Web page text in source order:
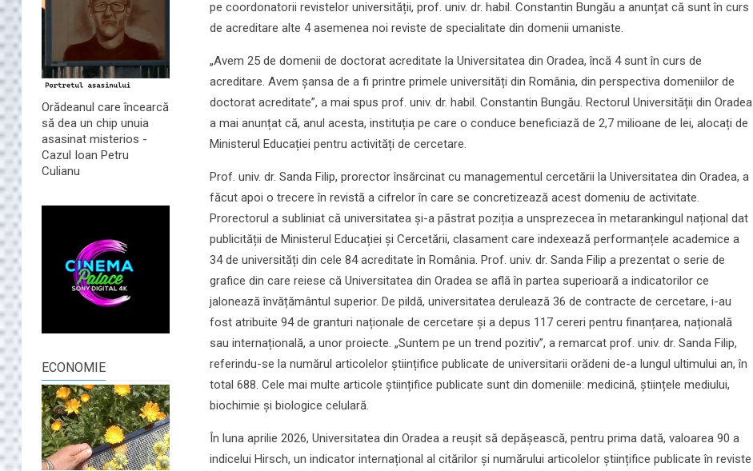
Orădeanul care încearcă
să dea un chip unuia
asasinat misterios -
Cazul Ioan Petru
Culianu
ECONOMIE
pe coordonatorii revistelor universității, prof. univ. dr. habil. Constantin Bungău a anunțat că sunt în curs
de acreditare alte 4 asemenea noi reviste de specialitate din domenii umaniste.
„Avem 25 de domenii de doctorat acreditate la Universitatea din Oradea, încă 4 sunt în curs de
acreditare. Avem șansa de a fi printre primele universități din România, din perspectiva domeniilor de
doctorat acreditate”, a mai spus prof. univ. dr. habil. Constantin Bungău. Rectorul Universității din Oradea
a mai anunțat că, anul acesta, instituția pe care o conduce beneficiază de 2,7 milioane de lei, alocați de
Ministerul Educației pentru activități de cercetare.
Prof. univ. dr. Sanda Filip, prorector însărcinat cu managementul cercetării la Universitatea din Oradea, a
făcut apoi o trecere în revistă a cifrelor în care se concretizează acest domeniu de activitate.
Prorectorul a subliniat că universitatea și-a păstrat poziția a unsprezecea în metarankingul național dat
publicității de Ministerul Educației și Cercetării, clasament care indexează performanțele academice a
34 de universități din cele 84 acreditate în România. Prof. univ. dr. Sanda Filip a prezentat o serie de
grafice din care reiese că Universitatea din Oradea se află în partea superioară a indicatorilor ce
jalonează învățământul superior. De pildă, universitatea derulează 36 de contracte de cercetare, i-au
fost atribuite 94 de granturi naționale de cercetare și a depus 117 cereri pentru finanțarea, națională
sau internațională, a unor proiecte. „Suntem pe un trend pozitiv”, a remarcat prof. univ. dr. Sanda Filip,
referindu-se la numărul articolelor științifice publicate de universitarii orădeni de-a lungul ultimului an, în
total 688. Cele mai multe articole științifice publicate sunt din domeniile: medicină, științele mediului,
biochimie și biologice celulară.
În luna aprilie 2026, Universitatea din Oradea a reușit să depășească, pentru prima dată, valoarea 90 a
indicelui Hirsch, un indicator internațional al citărilor și numărului articolelor științifice publicate în reviste